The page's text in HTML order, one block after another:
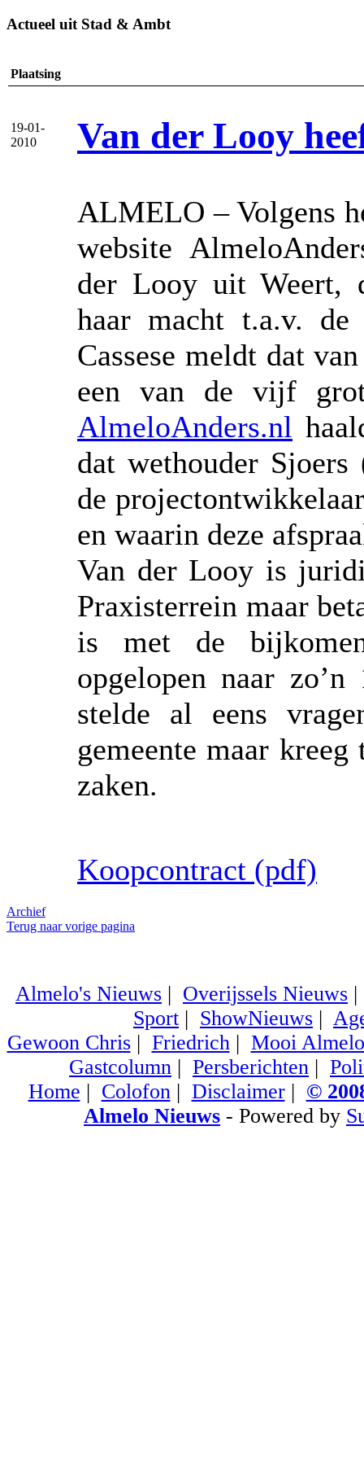
Actueel uit Stad & Ambt
Plaatsing
19-01-
2010
Van der Looy
ALMELO – Volgens
website
der Looy uit Weert,
haar macht t.a.v.
Cassese meldt dat
een van de vijf
AlmeloAnders.nl
dat wethouder
de
en waarin deze
Van der Looy is
Praxisterrein maar
is met de
opgelopen naar
stelde al eens
gemeente maar
zaken.
Koopcontract (pdf)
Archief
Terug naar vorige pagina
Almelo's Nieuws | Overijssels Nieuws
Sport | ShowNieuws |
Gewoon Chris| Friedrich| Mooi Almelo
Gastcolumn | Persberichten |
Home | Colofon| Disclaimer| ©
Almelo Nieuws - Powered by